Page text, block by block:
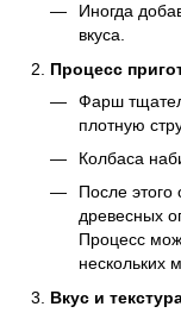
Иногда
вкуса.
Процесс
Фарш
плотную
Колбаса
После этого
древесных
Процесс
нескольких
Вкус и